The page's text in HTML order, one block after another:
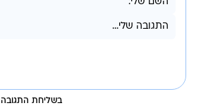
בשליחת התגובה